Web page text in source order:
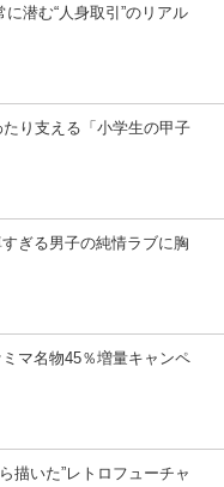
潜む“人身取引”のリアル
り支える「小学生の甲子
ぎる男子の純情ラブに胸
マ名物45％増量キャンペ
描いた”レトロフューチャ